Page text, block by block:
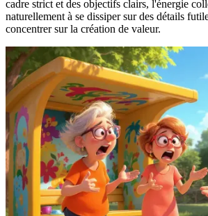
cadre strict et des objectifs clairs, l'énergie
naturellement à se dissiper sur des détails
concentrer sur la création de valeur.